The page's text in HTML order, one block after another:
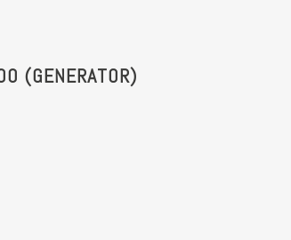
(GENERATOR)